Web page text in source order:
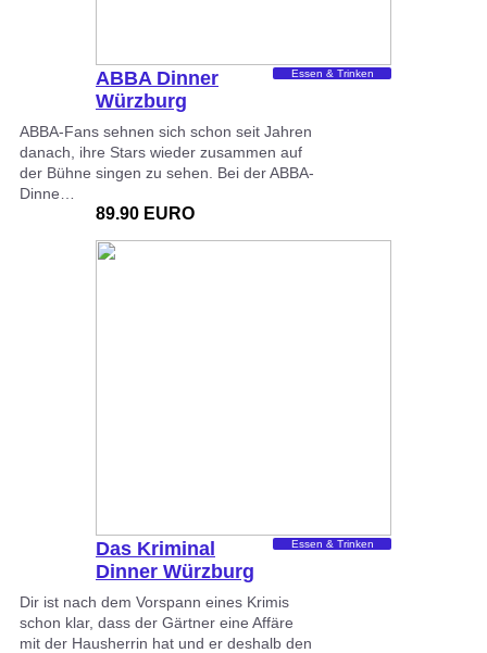
ABBA Dinner
Würzburg
Essen & Trinken
ABBA-Fans sehnen sich schon seit Jahren
danach, ihre Stars wieder zusammen auf
der Bühne singen zu sehen. Bei der ABBA-
Dinne…
89.90 EURO
Das Kriminal
Dinner Würzburg
Essen & Trinken
Dir ist nach dem Vorspann eines Krimis
schon klar, dass der Gärtner eine Affäre
mit der Hausherrin hat und er deshalb den